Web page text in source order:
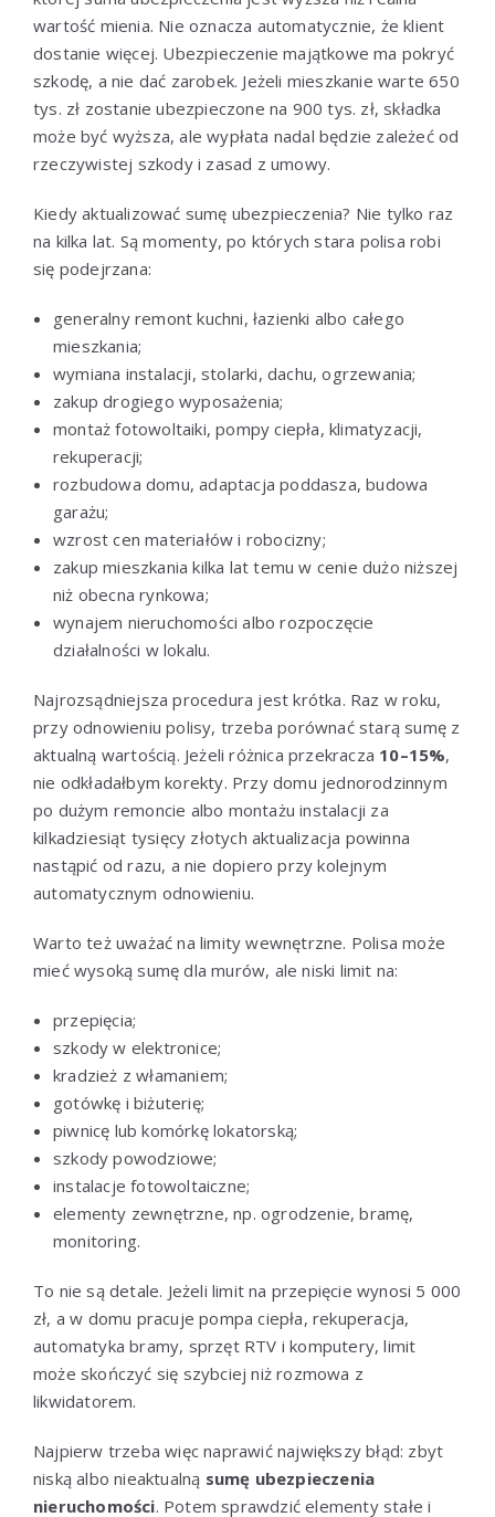
wartość mienia. Nie oznacza automatycznie, że klient
dostanie więcej. Ubezpieczenie majątkowe ma pokryć
szkodę, a nie dać zarobek. Jeżeli mieszkanie warte 650
tys. zł zostanie ubezpieczone na 900 tys. zł, składka
może być wyższa, ale wypłata nadal będzie zależeć od
rzeczywistej szkody i zasad z umowy.
Kiedy aktualizować sumę ubezpieczenia? Nie tylko raz
na kilka lat. Są momenty, po których stara polisa robi
się podejrzana:
generalny remont kuchni, łazienki albo całego
mieszkania;
wymiana instalacji, stolarki, dachu, ogrzewania;
zakup drogiego wyposażenia;
montaż fotowoltaiki, pompy ciepła, klimatyzacji,
rekuperacji;
rozbudowa domu, adaptacja poddasza, budowa
garażu;
wzrost cen materiałów i robocizny;
zakup mieszkania kilka lat temu w cenie dużo niższej
niż obecna rynkowa;
wynajem nieruchomości albo rozpoczęcie
działalności w lokalu.
Najrozsądniejsza procedura jest krótka. Raz w roku,
przy odnowieniu polisy, trzeba porównać starą sumę z
aktualną wartością. Jeżeli różnica przekracza 10–15%,
nie odkładałbym korekty. Przy domu jednorodzinnym
po dużym remoncie albo montażu instalacji za
kilkadziesiąt tysięcy złotych aktualizacja powinna
nastąpić od razu, a nie dopiero przy kolejnym
automatycznym odnowieniu.
Warto też uważać na limity wewnętrzne. Polisa może
mieć wysoką sumę dla murów, ale niski limit na:
przepięcia;
szkody w elektronice;
kradzież z włamaniem;
gotówkę i biżuterię;
piwnicę lub komórkę lokatorską;
szkody powodziowe;
instalacje fotowoltaiczne;
elementy zewnętrzne, np. ogrodzenie, bramę,
monitoring.
To nie są detale. Jeżeli limit na przepięcie wynosi 5 000
zł, a w domu pracuje pompa ciepła, rekuperacja,
automatyka bramy, sprzęt RTV i komputery, limit
może skończyć się szybciej niż rozmowa z
likwidatorem.
Najpierw trzeba więc naprawić największy błąd: zbyt
niską albo nieaktualną sumę ubezpieczenia
nieruchomości. Potem sprawdzić elementy stałe i